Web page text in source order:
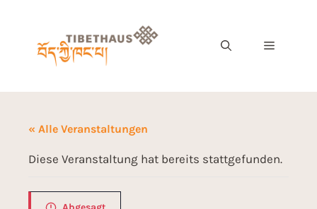
« Alle Veranstaltungen
Diese Veranstaltung hat bereits stattgefunden.